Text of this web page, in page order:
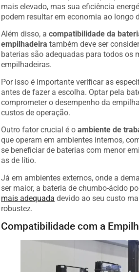
mais elevado, mas sua eficiência
podem resultar em economia ao longo
Além disso, acompatibilidade da
empilhadeira também deve ser
baterias são adequadas para todos os
empilhadeiras.
Por isso é importante verificar as
antes de fazer a escolha. Optar pela
comprometer o desempenho da
custos de operação.
Outro fator crucial é oambiente de
que operam em ambientes internos,
se beneficiar de baterias com menor
as de lítio.
Já em ambientes externos, onde a
ser maior, a bateria de chumbo-ácido
mais adequada devido ao seu custo
robustez.
Compatibilidade com a